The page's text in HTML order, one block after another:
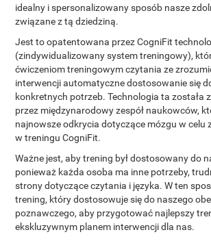
idealny i spersonalizowany sposób nasze
związane z tą dziedziną.
Jest to opatentowana przez CogniFit
(zindywidualizowany system treningowy),
ćwiczeniom treningowym czytania ze
interwencji automatyczne dostosowanie się
konkretnych potrzeb. Technologia ta została
przez międzynarodowy zespół naukowców,
najnowsze odkrycia dotyczące mózgu w celu
w treningu CogniFit.
Ważne jest, aby trening był dostosowany do
ponieważ każda osoba ma inne potrzeby,
strony dotyczące czytania i języka. W ten
trening, który dostosowuje się do naszego
poznawczego, aby przygotować najlepszy
ekskluzywnym planem interwencji dla nas.